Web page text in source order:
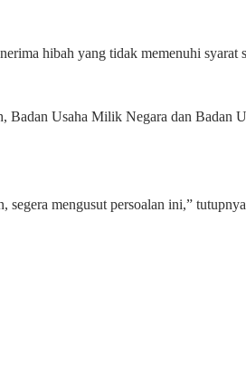
hibah yang tidak memenuhi syarat
Badan Usaha Milik Negara dan
mengusut persoalan ini,”